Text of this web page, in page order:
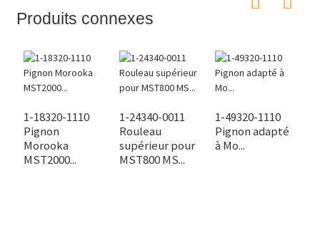
Produits connexes
1-18320-1110
Pignon
Morooka
MST2000...
1-24340-0011
Rouleau
supérieur pour
MST800 MS...
1-49320-1110
Pignon adapté
à Mo...